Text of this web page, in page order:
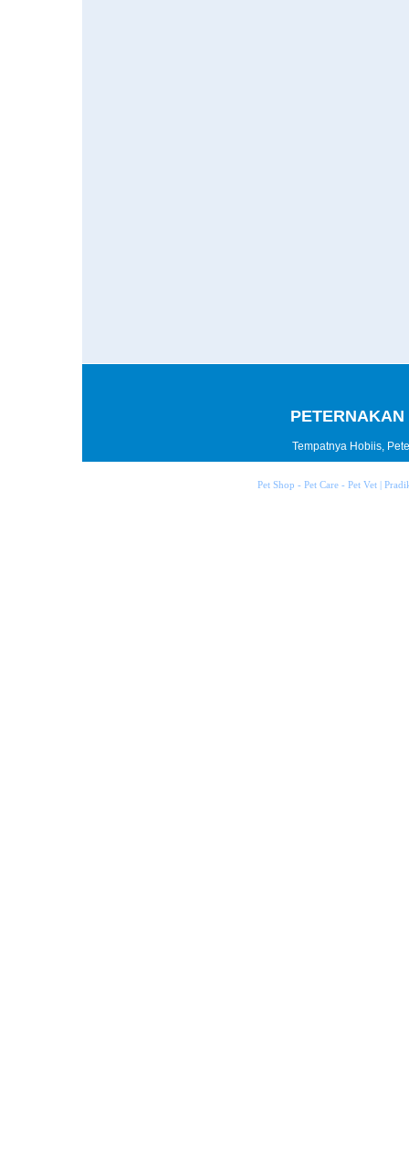
Tempatnya Hobiis,
Pet Shop - Pet Care - Pet Vet |